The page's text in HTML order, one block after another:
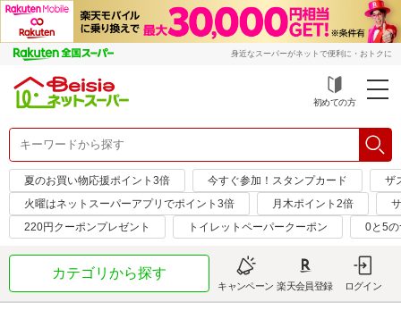
身近なスーパーがネットで便利に・おトクに
初めての方
夏のお買い物応援ポイント3倍 今すぐ参加！スタンプカード
ザ
火曜はネットスーパーアプリでポイント3倍
月木ポイント2倍
220円クーポンプレゼント
トイレットペーパークーポン 0と5
カテゴリから探す
キャンペーン 楽天会員登録 ログイン